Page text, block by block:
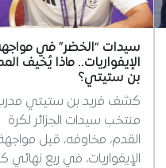
سيدات “الخضر” في
الإيفواريات.. ماذا يُخيف
بن ستيتي؟
كشف فريد بن ستيتي
منتخب سيدات الجزائر لكرة
القدم، مخاوفه، قبل
الإيفواريات، في ربع